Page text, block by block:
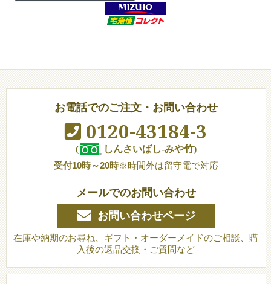
お電話でのご注文・お問い合わせ
0120-43184-3
(
しんさいばし-みや竹)
受付10時～20時※時間外は留守電で対応
メールでのお問い合わせ
お問い合わせページ
在庫や納期のお尋ね、ギフト・オーダーメイドのご相談、購
入後の返品交換・ご質問など